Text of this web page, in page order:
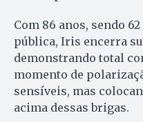
Com 86 anos, sendo
pública, Iris encerra
demonstrando total
momento de
sensíveis, mas
acima dessas brigas.